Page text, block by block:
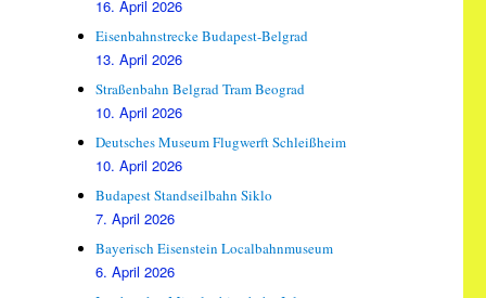
16. April 2026
Eisenbahnstrecke Budapest-Belgrad
13. April 2026
Straßenbahn Belgrad Tram Beograd
10. April 2026
Deutsches Museum Flugwerft Schleißheim
10. April 2026
Budapest Standseilbahn Siklo
7. April 2026
Bayerisch Eisenstein Localbahnmuseum
6. April 2026